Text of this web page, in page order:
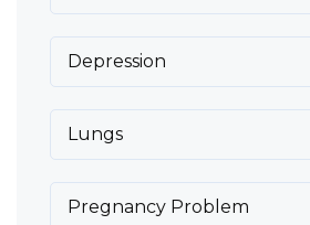
Depression
Lungs
Pregnancy Problem